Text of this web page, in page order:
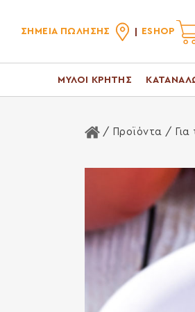
ΣΗΜΕΙΑ ΠΩΛΗΣΗΣ ESHOP
ΜΥΛΟΙ ΚΡΗΤΗΣ
Αρχική Σελίδα
/ Προϊόντα /